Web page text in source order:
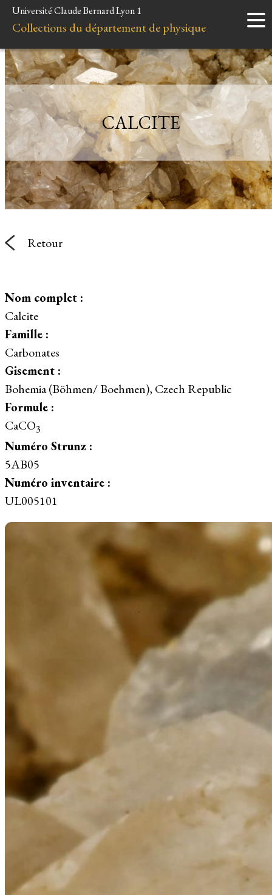
Accueil
Instruments
Minéraux
Liens et ressources
Université Claude Bernard Lyon 1
Collections du département de physique
CALCITE
Retour
Nom complet :
Calcite
Famille :
Carbonates
Gisement :
Bohemia (Böhmen/ Boehmen), Czech Republic
Formule :
CaCO3
Numéro Strunz :
5AB05
Numéro inventaire :
UL005101